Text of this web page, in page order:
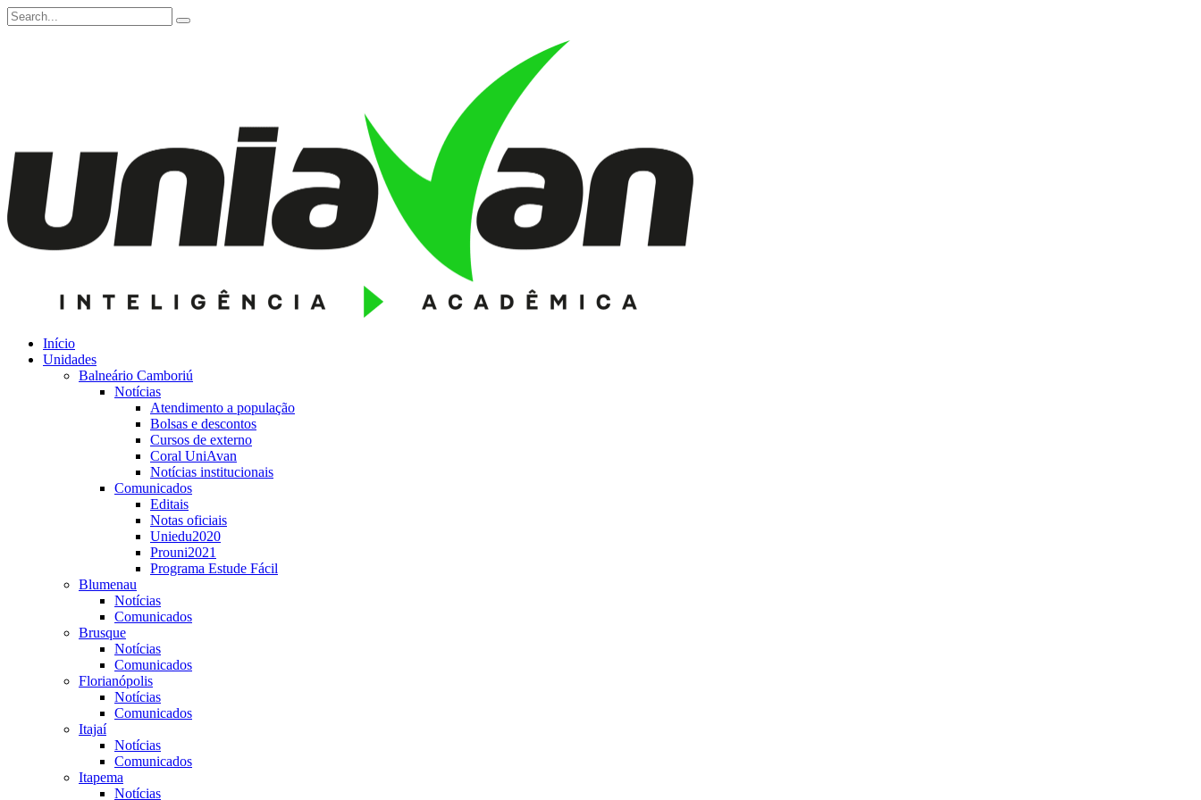
Início
Unidades
Balneário Camboriú
Notícias
Atendimento a população
Bolsas e descontos
Cursos de externo
Coral UniAvan
Notícias institucionais
Comunicados
Editais
Notas oficiais
Uniedu2020
Prouni2021
Programa Estude Fácil
Blumenau
Notícias
Comunicados
Brusque
Notícias
Comunicados
Florianópolis
Notícias
Comunicados
Itajaí
Notícias
Comunicados
Itapema
Notícias